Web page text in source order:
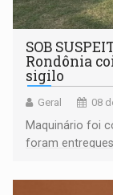
SOB
Rondônia
sigilo
Geral 08
Maquinário foi
foram